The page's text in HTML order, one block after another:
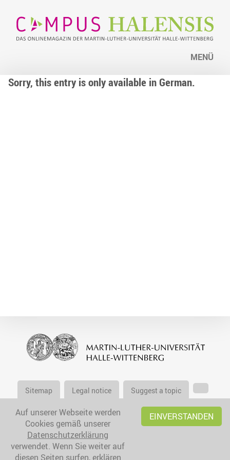
MENÜ
Sorry, this entry is only available in German.
Sitemap Legal notice Suggest a topic
Auf unserer Webseite werden
Cookies gemäß unserer
Datenschutzerklärung
verwendet. Wenn Sie weiter auf
diesen Seiten surfen, erklären
EINVERSTANDEN